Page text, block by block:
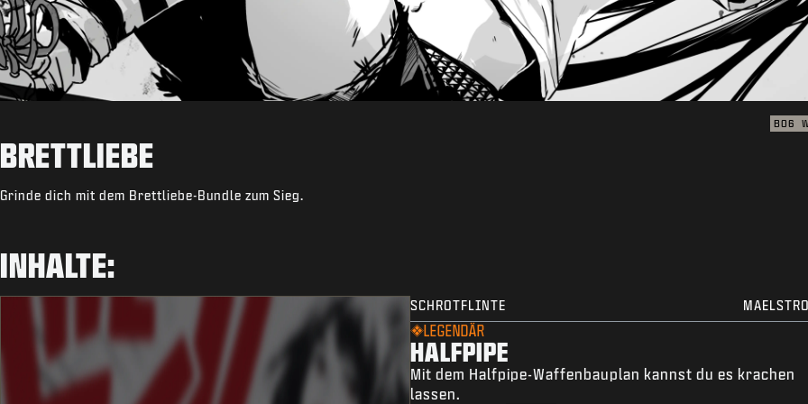
BO6
BRETTLIEBE
Grinde dich mit dem Brettliebe-Bundle zum Sieg.
INHALTE:
SCHROTFLINTE
LEGENDÄR
HALFPIPE
Mit dem Halfpipe-Waffenbauplan kannst du es krachen
lassen.